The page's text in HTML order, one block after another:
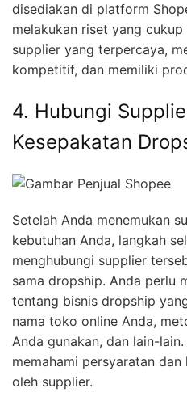
disediakan di platform
melakukan riset yang
supplier yang terpercaya,
kompetitif, dan memiliki
4. Hubungi
Kesepakatan
Setelah Anda menemukan
kebutuhan Anda, langkah
menghubungi supplier
sama dropship. Anda perlu
tentang bisnis dropship
nama toko online Anda,
Anda gunakan, dan lain-
memahami persyaratan
oleh supplier.